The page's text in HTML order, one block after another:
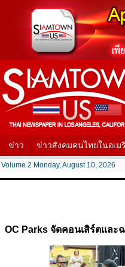
ข่าว ข่าวสังคมคนไทยในอเม
Volume 2 Monday, August 10, 2026
OC Parks จัดคอนเสิร์ตและ